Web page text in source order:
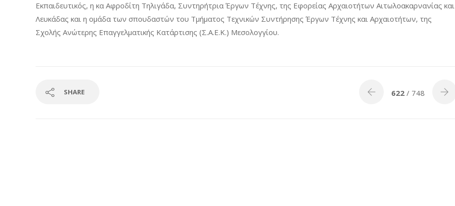
Εκπαιδευτικός, η κα Αφροδίτη Τηλιγάδα, Συντηρήτρια Έργων Τέχνης, της Εφορείας Αρχαιοτήτων Αιτωλοακαρνανίας και
Λευκάδας και η ομάδα των σπουδαστών του Τμήματος Τεχνικών Συντήρησης Έργων Τέχνης και Αρχαιοτήτων, της
Σχολής Ανώτερης Επαγγελματικής Κατάρτισης (Σ.Α.Ε.Κ.) Μεσολογγίου.
SHARE 622 / 748